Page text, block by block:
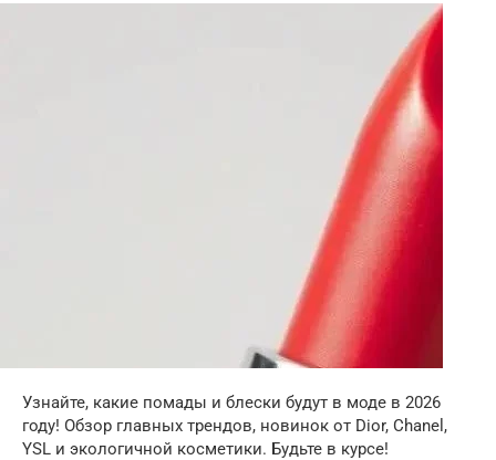
Узнайте, какие помады и блески будут в моде в 2026
году! Обзор главных трендов, новинок от Dior, Chanel,
YSL и экологичной косметики. Будьте в курсе!